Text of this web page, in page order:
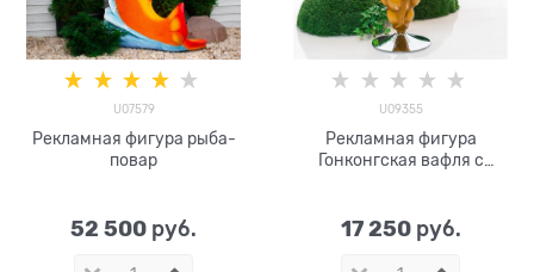
U07579
Рекламная фигура рыба-
повар
52 500 руб.
U09355
Рекламная фигура
Гонконгская вафля с
17 250 руб.